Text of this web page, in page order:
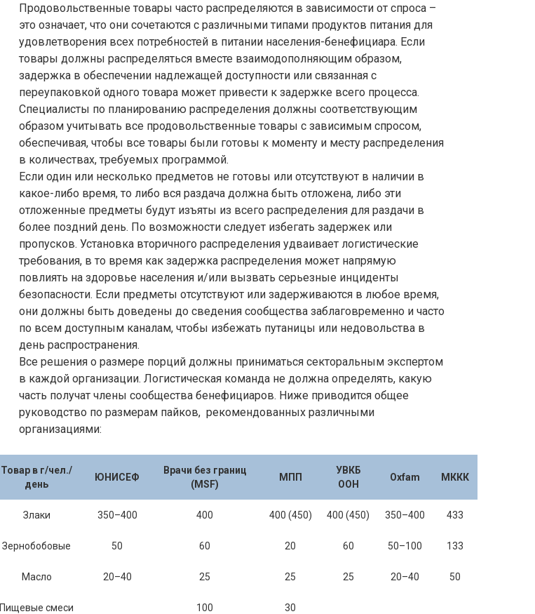
Продовольственные товары часто распределяются в зависимости от спроса –
это означает, что они сочетаются с различными типами продуктов питания для
удовлетворения всех потребностей в питании населения-бенефициара. Если
товары должны распределяться вместе взаимодополняющим образом,
задержка в обеспечении надлежащей доступности или связанная с
переупаковкой одного товара может привести к задержке всего процесса.
Специалисты по планированию распределения должны соответствующим
образом учитывать все продовольственные товары с зависимым спросом,
обеспечивая, чтобы все товары были готовы к моменту и месту распределения
в количествах, требуемых программой.
Если один или несколько предметов не готовы или отсутствуют в наличии в
какое-либо время, то либо вся раздача должна быть отложена, либо эти
отложенные предметы будут изъяты из всего распределения для раздачи в
более поздний день. По возможности следует избегать задержек или
пропусков. Установка вторичного распределения удваивает логистические
требования, в то время как задержка распределения может напрямую
повлиять на здоровье населения и/или вызвать серьезные инциденты
безопасности. Если предметы отсутствуют или задерживаются в любое время,
они должны быть доведены до сведения сообщества заблаговременно и часто
по всем доступным каналам, чтобы избежать путаницы или недовольства в
день распространения.
Все решения о размере порций должны приниматься секторальным экспертом
в каждой организации. Логистическая команда не должна определять, какую
часть получат члены сообщества бенефициаров. Ниже приводится общее
руководство по размерам пайков, рекомендованных различными
организациями:
Товар в г/чел./
день
ЮНИСЕФ
Врачи без границ
(MSF)
МПП
УВКБ
ООН
Oxfam МККК
Злаки 350–400 400 400 (450) 400 (450) 350–400 433
Зернобобовые 50 60 20 60 50–100 133
Масло 20–40 25 25 25 20–40 50
Пищевые смеси 100 30